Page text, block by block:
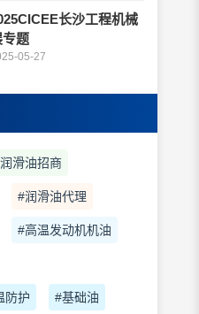
长沙工程机械
专题
05-27
滑油招商
#润滑油代理
#高温发动机机油
防护 #基础油